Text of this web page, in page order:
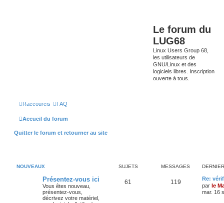
Le forum du
LUG68
Linux Users Group 68,
les utilisateurs de
GNU/Linux et des
logiciels libres. Inscription
ouverte à tous.
Raccourcis FAQ
Accueil du forum
Quitter le forum et retourner au site
NOUVEAUX SUJETS MESSAGES
Présentez-vous ici
Vous êtes nouveau,
présentez-vous,
décrivez votre matériel,
61 119
Re:
par le
mar. 16